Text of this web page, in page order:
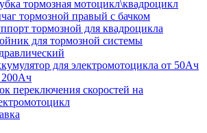
тормозная мотоцикл\квадроцикл
тормозной правый с бачком
тормозной для квадроцикла
для тормозной системы
для электромотоцикла от 50Ач
200Ач
переключения скоростей на